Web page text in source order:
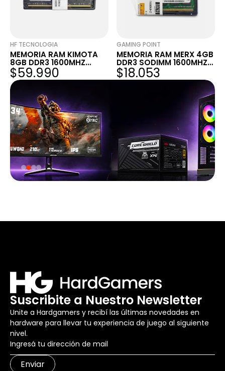
HF TECNOLOGIA
MEMORIA RAM KIMOTA
8GB DDR3 1600MHZ
UDIMM
$59.990
GAMING POINT
MEMORIA RAM MERX 4GB
DDR3 SODIMM 1600MHZ
1.35V
$18.053
Suscribite a Nuestro Newsletter
Unite a Hardgamers y recibí las últimas novedades en
hardware para llevar tu experiencia de juego al siguiente
nivel.
Enviar